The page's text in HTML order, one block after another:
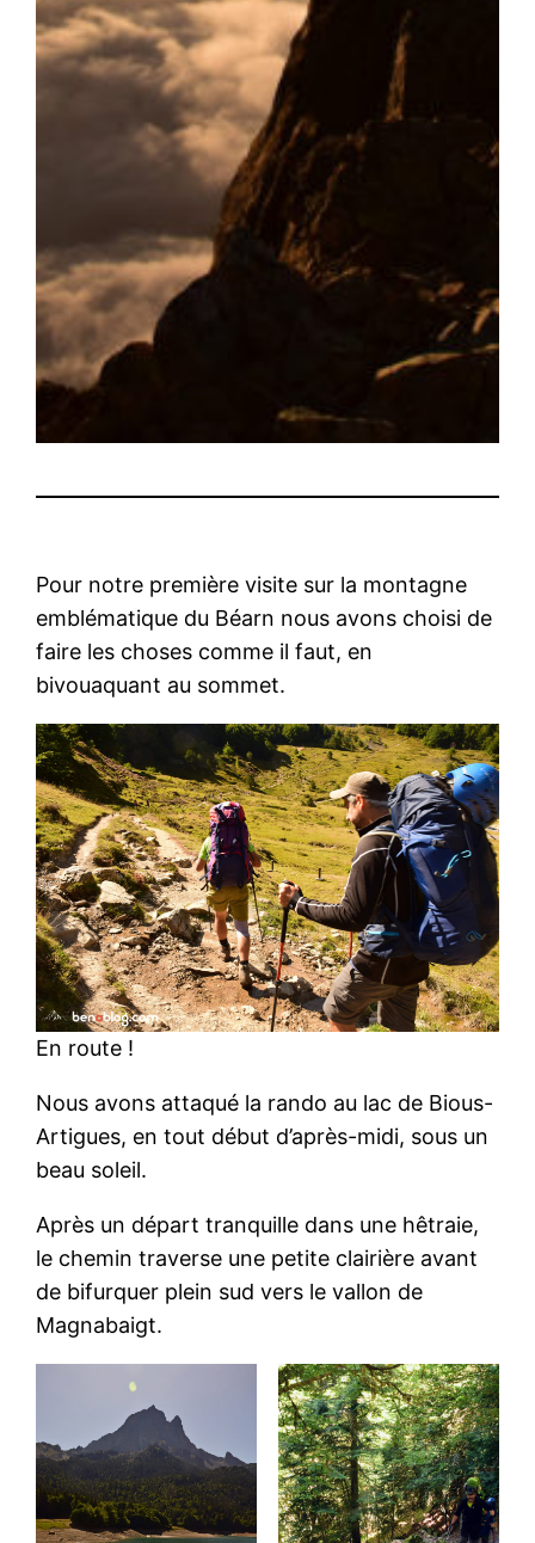
Pour notre première visite sur la montagne
emblématique du Béarn nous avons choisi de
faire les choses comme il faut, en
bivouaquant au sommet.
En route !
Nous avons attaqué la rando au lac de Bious-
Artigues, en tout début d’après-midi, sous un
beau soleil.
Après un départ tranquille dans une hêtraie,
le chemin traverse une petite clairière avant
de bifurquer plein sud vers le vallon de
Magnabaigt.